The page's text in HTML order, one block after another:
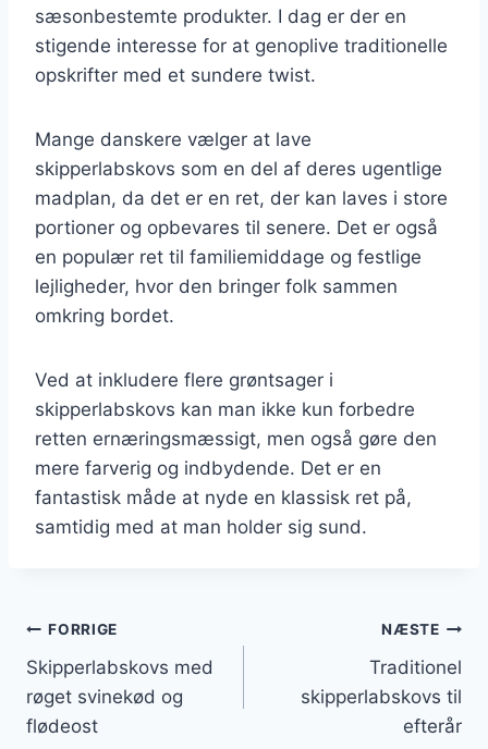
sæsonbestemte produkter. I dag er der en
stigende interesse for at genoplive traditionelle
opskrifter med et sundere twist.
Mange danskere vælger at lave
skipperlabskovs som en del af deres ugentlige
madplan, da det er en ret, der kan laves i store
portioner og opbevares til senere. Det er også
en populær ret til familiemiddage og festlige
lejligheder, hvor den bringer folk sammen
omkring bordet.
Ved at inkludere flere grøntsager i
skipperlabskovs kan man ikke kun forbedre
retten ernæringsmæssigt, men også gøre den
mere farverig og indbydende. Det er en
fantastisk måde at nyde en klassisk ret på,
samtidig med at man holder sig sund.
Indlægsnavigation
FORRIGE
Skipperlabskovs med
røget svinekød og
flødeost
NÆSTE
Traditionel
skipperlabskovs til
efterår